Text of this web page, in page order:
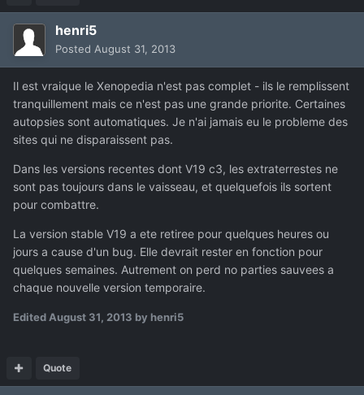
henri5
Posted August 31, 2013
Il est vraique le Xenopedia n'est pas complet - ils le remplissent
tranquillement mais ce n'est pas une grande priorite. Certaines
autopsies sont automatiques. Je n'ai jamais eu le probleme des
sites qui ne disparaissent pas.
Dans les versions recentes dont V19 c3, les extraterrestes ne
sont pas toujours dans le vaisseau, et quelquefois ils sortent
pour combattre.
La version stable V19 a ete retiree pour quelques heures ou
jours a cause d'un bug. Elle devrait rester en fonction pour
quelques semaines. Autrement on perd no parties sauvees a
chaque nouvelle version temporaire.
EditedAugust 31, 2013 by henri5
Quote